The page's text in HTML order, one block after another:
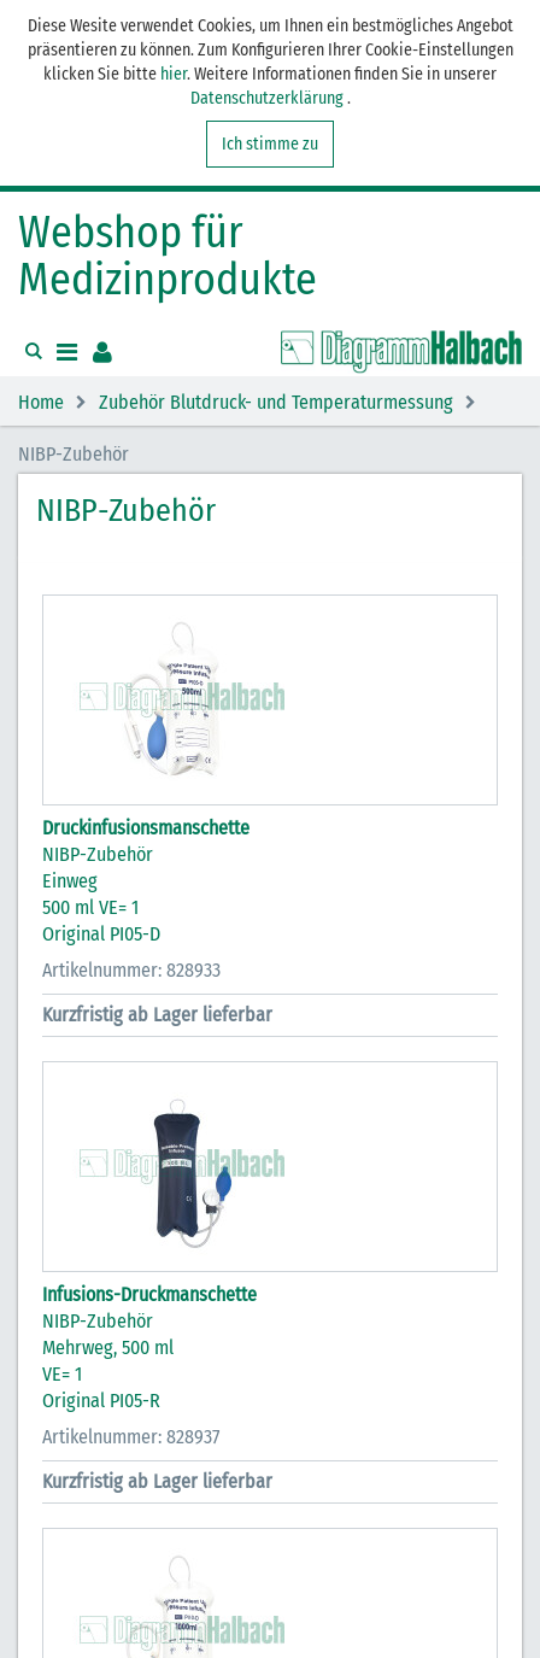
Diese Wesite verwendet Cookies, um Ihnen ein bestmögliches Angebot
präsentieren zu können. Zum Konfigurieren Ihrer Cookie-Einstellungen
klicken Sie bitte hier. Weitere Informationen finden Sie in unserer
Datenschutzerklärung.
Ich stimme zu
Webshop für
Medizinprodukte
Home Zubehör Blutdruck- und Temperaturmessung
NIBP-Zubehör
NIBP-Zubehör
Druckinfusionsmanschette
NIBP-Zubehör
Einweg
500 ml VE= 1
Original PI05-D
Artikelnummer: 828933
Kurzfristig ab Lager lieferbar
Infusions-Druckmanschette
NIBP-Zubehör
Mehrweg, 500 ml
VE= 1
Original PI05-R
Artikelnummer: 828937
Kurzfristig ab Lager lieferbar